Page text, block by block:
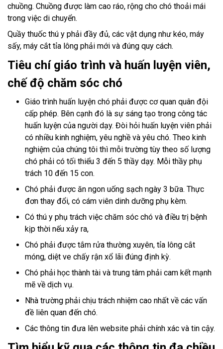
chuồng. Chuồng được làm cao ráo, rộng cho chó thoải mái
trong việc di chuyển.
Quầy thuốc thú y phải đầy đủ, các vật dụng như kéo, máy
sấy, máy cắt tỉa lông phải mới và đúng quy cách.
Tiêu chí giáo trình và huấn luyện viên,
chế độ chăm sóc chó
Giáo trình huấn luyện chó phải được cơ quan quân đội
cấp phép. Bên cạnh đó là sự sáng tạo trong công tác
huấn luyện của người dạy. Đòi hỏi huấn luyện viên phải
có nhiều kinh nghiệm, yêu nghề và yêu chó. Theo kinh
nghiệm của chúng tôi thì mỗi trường tùy theo số lượng
chó phải có tối thiểu 3 đến 5 thầy dạy. Mỗi thầy phụ
trách 10 đến 15 con.
Chó phải được ăn ngon uống sạch ngày 3 bữa. Thực
đơn thay đổi, có cám viên dinh dưỡng phụ kèm.
Có thú y phụ trách việc chăm sóc chó và điều trị bệnh
kịp thời nếu xảy ra,
Chó phải được tắm rửa thường xuyên, tỉa lông cắt
móng, diệt ve chấy rận xổ lãi đúng định kỳ.
Chó phải học thành tài và trung tâm phải cam kết mạnh
mẽ về dịch vụ.
Nhà trường phải chịu trách nhiệm cao nhất về các vấn
đề liên quan đến chó.
Các thông tin đưa lên website phải chính xác và tin cậy.